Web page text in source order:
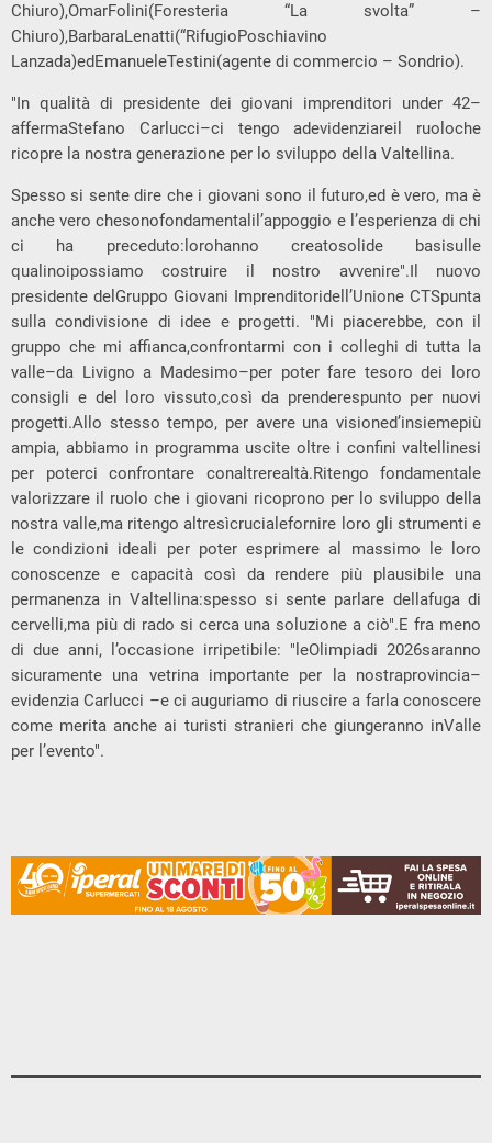
Chiuro),OmarFolini(Foresteria “La svolta” –
Chiuro),BarbaraLenatti(“RifugioPoschiavino
Lanzada)edEmanueleTestini(agente di commercio – Sondrio).
"In qualità di presidente dei giovani imprenditori under 42–
affermaStefano Carlucci–ci tengo adevidenziareil ruoloche
ricopre la nostra generazione per lo sviluppo della Valtellina.
Spesso si sente dire che i giovani sono il futuro,ed è vero, ma è
anche vero chesonofondamentalil’appoggio e l’esperienza di chi
ci ha preceduto:lorohanno creatosolide basisulle
qualinoipossiamo costruire il nostro avvenire".Il nuovo
presidente delGruppo Giovani Imprenditoridell’Unione CTSpunta
sulla condivisione di idee e progetti. "Mi piacerebbe, con il
gruppo che mi affianca,confrontarmi con i colleghi di tutta la
valle–da Livigno a Madesimo–per poter fare tesoro dei loro
consigli e del loro vissuto,così da prenderespunto per nuovi
progetti.Allo stesso tempo, per avere una visioned’insiemepiù
ampia, abbiamo in programma uscite oltre i confini valtellinesi
per poterci confrontare conaltrerealtà.Ritengo fondamentale
valorizzare il ruolo che i giovani ricoprono per lo sviluppo della
nostra valle,ma ritengo altresìcrucialefornire loro gli strumenti e
le condizioni ideali per poter esprimere al massimo le loro
conoscenze e capacità così da rendere più plausibile una
permanenza in Valtellina:spesso si sente parlare dellafuga di
cervelli,ma più di rado si cerca una soluzione a ciò".E fra meno
di due anni, l’occasione irripetibile: "leOlimpiadi 2026saranno
sicuramente una vetrina importante per la nostraprovincia–
evidenzia Carlucci –e ci auguriamo di riuscire a farla conoscere
come merita anche ai turisti stranieri che giungeranno inValle
per l’evento".